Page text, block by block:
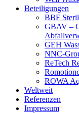
Beteiligungen
BBF
GBAV –
GEH
NNC-
ReTech
ROWA
Weltweit
Referenzen
Impressum